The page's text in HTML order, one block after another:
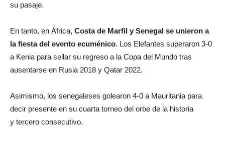
su pasaje.
En tanto, en África, Costa de Marfil y Senegal se unieron a
la fiesta del evento ecuménico. Los Elefantes superaron 3-0
a Kenia para sellar su regreso a la Copa del Mundo tras
ausentarse en Rusia 2018 y Qatar 2022.
Asimismo, los senegaleses golearon 4-0 a Mauritania para
decir presente en su cuarta torneo del orbe de la historia
y tercero consecutivo.